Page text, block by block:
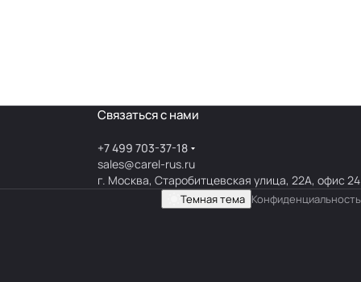
Связаться с нами
+7 499 703-37-18
sales@carel-rus.ru
г. Москва, Старобитцевская улица, 22А, офис 24
Темная тема Конфиденциальность